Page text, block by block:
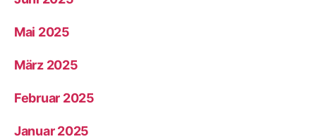
Mai 2025
März 2025
Februar 2025
Januar 2025